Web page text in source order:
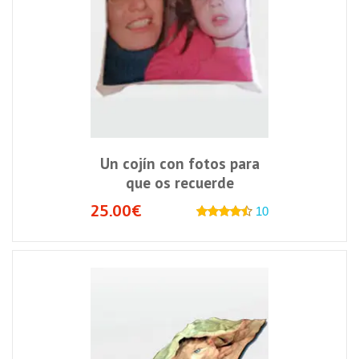
Un cojín con fotos para
que os recuerde
25.00€
10